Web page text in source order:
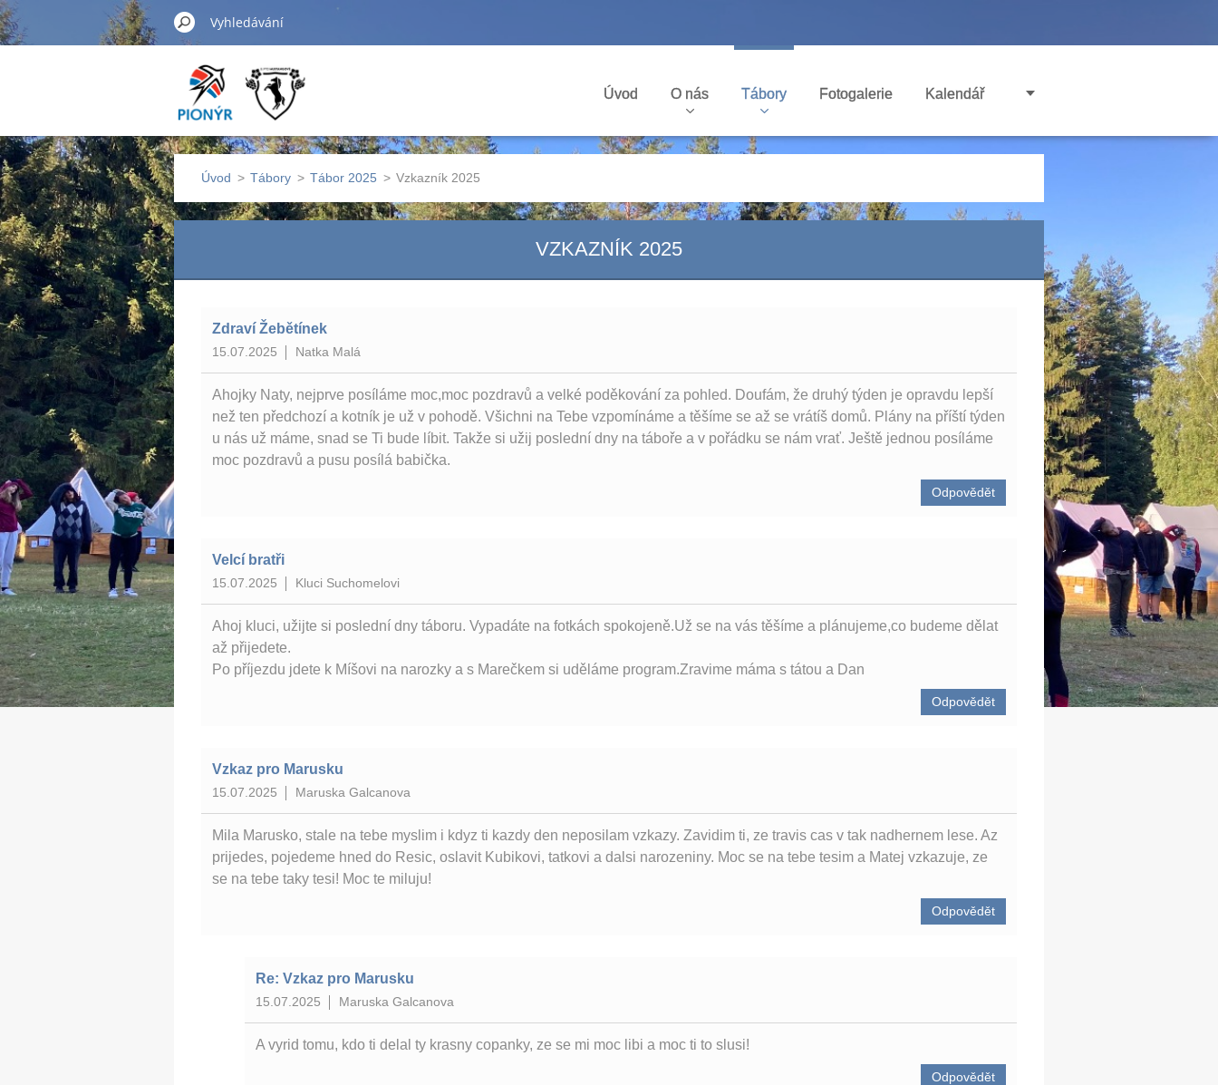
Úvod O nás Tábory Fotogalerie Kalendář
Úvod > Tábory > Tábor 2025 > Vzkazník 2025
VZKAZNÍK 2025
Zdraví Žebětínek
15.07.2025 Natka Malá
Ahojky Naty, nejprve posíláme moc,moc pozdravů a velké poděkování za pohled. Doufám, že druhý týden je opravdu lepší
než ten předchozí a kotník je už v pohodě. Všichni na Tebe vzpomínáme a těšíme se až se vrátíš domů. Plány na příští týden
u nás už máme, snad se Ti bude líbit. Takže si užij poslední dny na táboře a v pořádku se nám vrať. Ještě jednou posíláme
moc pozdravů a pusu posílá babička.
Odpovědět
Velcí bratři
15.07.2025 Kluci Suchomelovi
Ahoj kluci, užijte si poslední dny táboru. Vypadáte na fotkách spokojeně.Už se na vás těšíme a plánujeme,co budeme dělat
až přijedete.
Po příjezdu jdete k Míšovi na narozky a s Marečkem si uděláme program.Zravime máma s tátou a Dan
Odpovědět
Vzkaz pro Marusku
15.07.2025 Maruska Galcanova
Mila Marusko, stale na tebe myslim i kdyz ti kazdy den neposilam vzkazy. Zavidim ti, ze travis cas v tak nadhernem lese. Az
prijedes, pojedeme hned do Resic, oslavit Kubikovi, tatkovi a dalsi narozeniny. Moc se na tebe tesim a Matej vzkazuje, ze
se na tebe taky tesi! Moc te miluju!
Odpovědět
Re: Vzkaz pro Marusku
15.07.2025 Maruska Galcanova
A vyrid tomu, kdo ti delal ty krasny copanky, ze se mi moc libi a moc ti to slusi!
Odpovědět